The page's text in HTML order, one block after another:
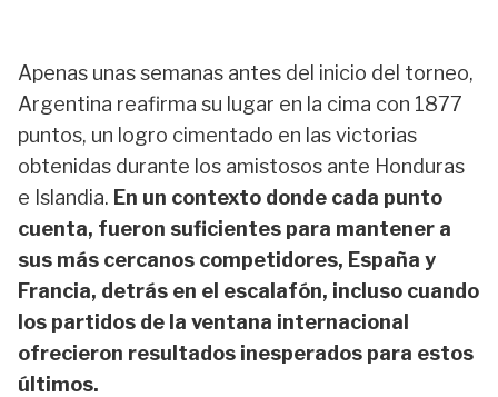
Apenas unas semanas antes del inicio del torneo,
Argentina reafirma su lugar en la cima con 1877
puntos, un logro cimentado en las victorias
obtenidas durante los amistosos ante Honduras
e Islandia. En un contexto donde cada punto
cuenta, fueron suficientes para mantener a
sus más cercanos competidores, España y
Francia, detrás en el escalafón, incluso cuando
los partidos de la ventana internacional
ofrecieron resultados inesperados para estos
últimos.